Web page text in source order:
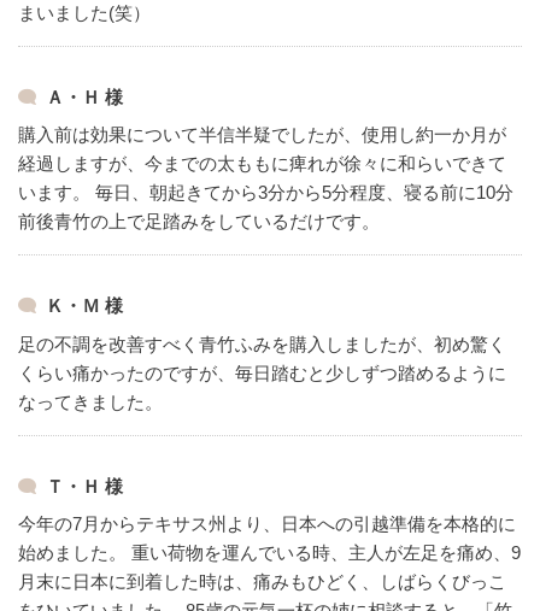
まいました(笑）
Ａ・Ｈ 様
購入前は効果について半信半疑でしたが、使用し約一か月が
経過しますが、今までの太ももに痺れが徐々に和らいできて
います。
毎日、朝起きてから3分から5分程度、寝る前に10分
前後青竹の上で足踏みをしているだけです。
Ｋ・Ｍ 様
足の不調を改善すべく青竹ふみを購入しましたが、初め驚く
くらい痛かったのですが、毎日踏むと少しずつ踏めるように
なってきました。
Ｔ・Ｈ 様
今年の7月からテキサス州より、日本への引越準備を本格的に
始めました。
重い荷物を運んでいる時、主人が左足を痛め、9
月末に日本に到着した時は、痛みもひどく、しばらくびっこ